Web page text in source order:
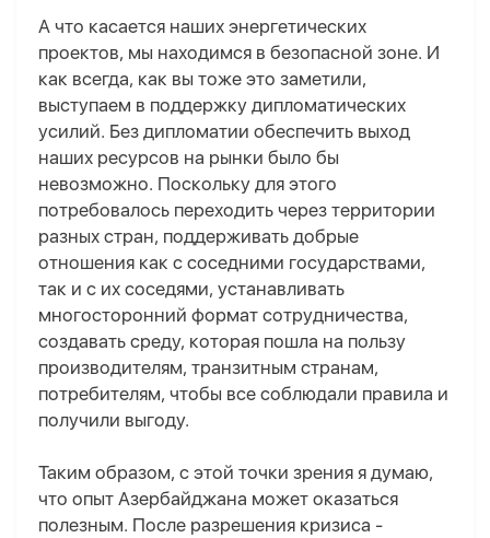
А что касается наших энергетических
проектов, мы находимся в безопасной зоне. И
как всегда, как вы тоже это заметили,
выступаем в поддержку дипломатических
усилий. Без дипломатии обеспечить выход
наших ресурсов на рынки было бы
невозможно. Поскольку для этого
потребовалось переходить через территории
разных стран, поддерживать добрые
отношения как с соседними государствами,
так и с их соседями, устанавливать
многосторонний формат сотрудничества,
создавать среду, которая пошла на пользу
производителям, транзитным странам,
потребителям, чтобы все соблюдали правила и
получили выгоду.
Таким образом, с этой точки зрения я думаю,
что опыт Азербайджана может оказаться
полезным. После разрешения кризиса -